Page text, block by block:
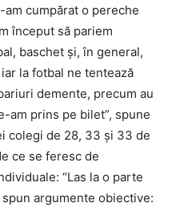
cumpărat o pereche
început să pariem
baschet şi, în general,
la fotbal ne tentează
demente, precum au
am prins pe bilet”, spune
colegi de 28, 33 şi 33 de
ce se feresc de
“Las la o parte
argumente obiective: